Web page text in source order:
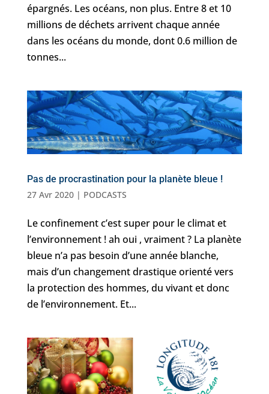
épargnés. Les océans, non plus. Entre 8 et 10
millions de déchets arrivent chaque année
dans les océans du monde, dont 0.6 million de
tonnes...
Pas de procrastination pour la planète bleue !
27 Avr 2020| PODCASTS
Le confinement c’est super pour le climat et
l’environnement ! ah oui , vraiment ? La planète
bleue n’a pas besoin d’une année blanche,
mais d’un changement drastique orienté vers
la protection des hommes, du vivant et donc
de l’environnement. Et...